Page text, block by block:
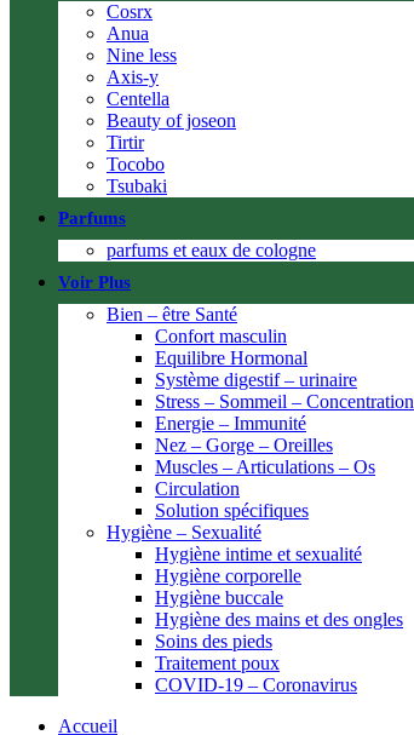
Cosrx
Anua
Nine less
Axis-y
Centella
Beauty of joseon
Tirtir
Tocobo
Tsubaki
Parfums
parfums et eaux de cologne
Voir Plus
Bien – être Santé
Confort masculin
Equilibre Hormonal
Système digestif – urinaire
Stress – Sommeil – Concentration
Energie – Immunité
Nez – Gorge – Oreilles
Muscles – Articulations – Os
Circulation
Solution spécifiques
Hygiène – Sexualité
Hygiène intime et sexualité
Hygiène corporelle
Hygiène buccale
Hygiène des mains et des ongles
Soins des pieds
Traitement poux
COVID-19 – Coronavirus
Accueil